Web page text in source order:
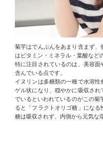
菊芋はでんぷんをあまり含まず
はビタミン・ミネラル・葉酸など
特に注目されているのは、美容
含んでいる点です。
イヌリンは多糖類の一種で水溶
ゲル状になり、穏やかに吸収さ
でいるといわれているのがこの菊
ると「フラクトオリゴ糖」にな
糖は吸収されず、内側から元気な